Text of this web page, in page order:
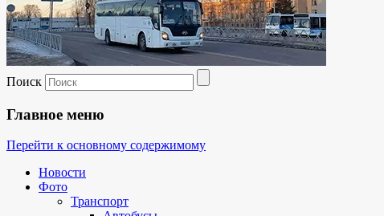
Поиск
Главное меню
Перейти к основному содержимому
Новости
Фото
Транспорт